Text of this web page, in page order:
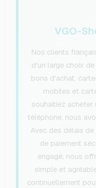
VGO-
Nos clients
d'un large choix
bons d'achat,
mobiles et
souhaitiez acheter
téléphone, nous
Avec des délais
de paiement
engagé, nous
simple et
continuellement